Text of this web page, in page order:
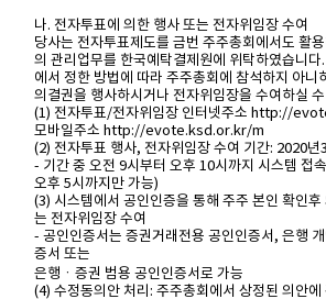
나. 전자투표에 의한 행사 또는 전자위임장 수여
당사는 전자투표제도를 금번 주주총회에서도 활
의 관리업무를 한국예탁결제원에 위탁하였습니다
에서 정한 방법에 따라 주주총회에 참석하지 아니
의결권을 행사하시거나 전자위임장을 수여하실
(1) 전자투표/전자위임장 인터넷주소 http://
모바일주소 http://evote.ksd.or.kr/m
(2) 전자투표 행사, 전자위임장 수여 기간: 2020년
- 기간 중 오전 9시부터 오후 10시까지 시스템 접
오후 5시까지만 가능)
(3) 시스템에서 공인인증을 통해 주주 본인 확인후
는 전자위임장 수여
- 공인인증서는 증권거래전용 공인인증서, 은행
증서 또는
은행ㆍ증권 범용 공인인증서로 가능
(4) 수정동의안 처리: 주주총회에서 상정된 의안에